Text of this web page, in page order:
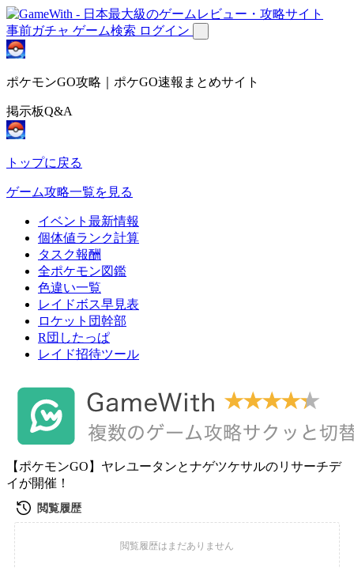
事前ガチャ ゲーム検索 ログイン
ポケモンGO攻略｜ポケGO速報まとめサイト
掲示板Q&A
トップに戻る
ゲーム攻略一覧を見る
イベント最新情報
個体値ランク計算
タスク報酬
全ポケモン図鑑
色違い一覧
レイドボス早見表
ロケット団幹部
R団したっぱ
レイド招待ツール
【ポケモンGO】ヤレユータンとナゲツケサルのリサーチデ
イが開催！